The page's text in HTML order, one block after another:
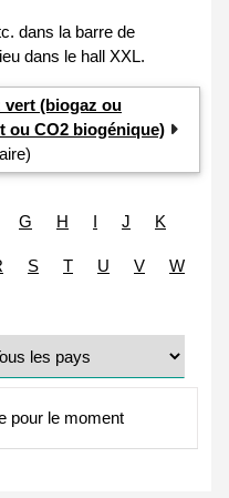
vert (biogaz ou
ou CO2 biogénique)
G H I J K
S T U V W
pour le moment